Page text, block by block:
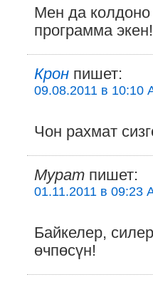
Мен да
программа
Крон пишет:
09.08.2011 в 10:10
Чон рахмат
Мурат пишет:
01.11.2011 в 09:23
Байкелер,
өчпөсүн!